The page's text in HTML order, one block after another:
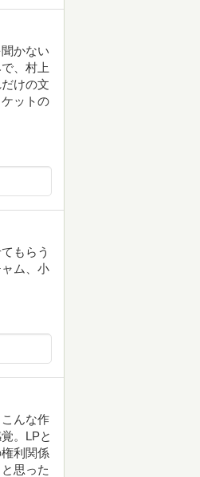
かない
、村上
けの文
ットの
もらう
ム、小
んな作
。LPと
利関係
思った